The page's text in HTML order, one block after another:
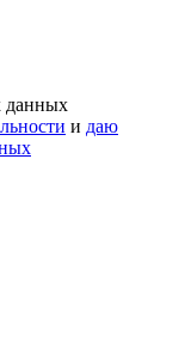
данных
и даю